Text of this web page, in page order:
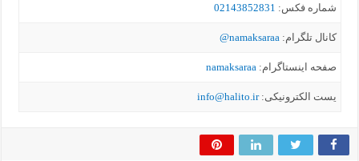
شماره فکس: 02143852831
کانال تلگرام: namaksaraa@
صفحه اینستاگرام: namaksaraa
یست الکترونیکی:info@halito.ir